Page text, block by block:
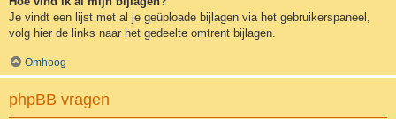
Je vindt een lijst met al je geüploade bijlagen via het gebruikerspaneel,
volg hier de links naar het gedeelte omtrent bijlagen.
Omhoog
phpBB vragen